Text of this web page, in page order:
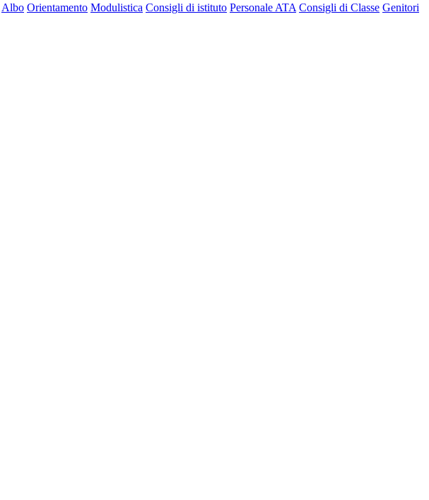
Albo Orientamento Modulistica Consigli di istituto Personale ATA Consigli di Classe Genitori